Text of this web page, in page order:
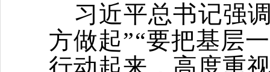
习近平总书记强
方做起”“要把基层